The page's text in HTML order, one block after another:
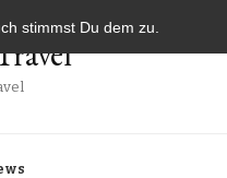
stimmst Du dem zu.